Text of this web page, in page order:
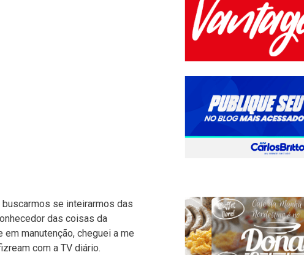
se inteirarmos das
das coisas da
manutenção, cheguei a me
com a TV diário.